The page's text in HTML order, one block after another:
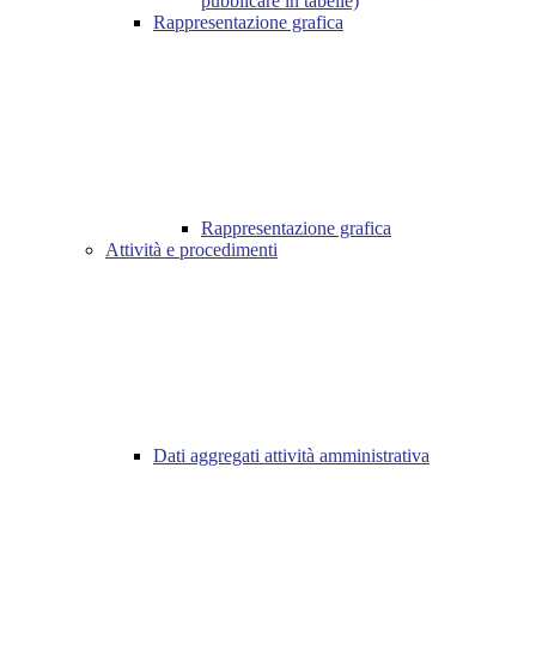
Rappresentazione grafica
Rappresentazione grafica
Attività e procedimenti
Dati aggregati attività amministrativa